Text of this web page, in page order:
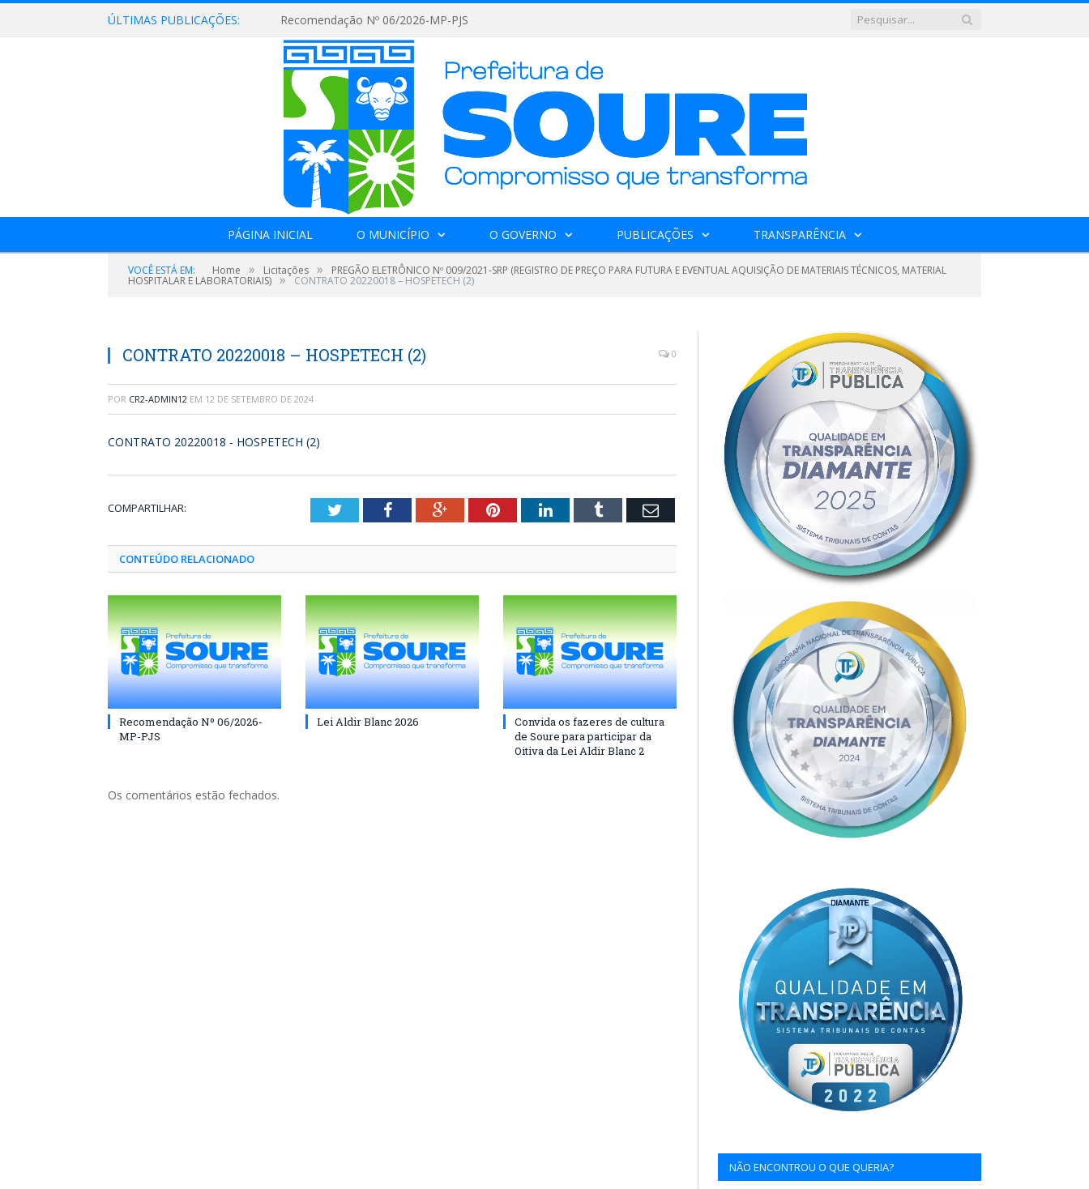
ÚLTIMAS PUBLICAÇÕES: Recomendação Nº 06/2026-MP-PJS
PÁGINA INICIAL O MUNICÍPIO O GOVERNO PUBLICAÇÕES TRANSPARÊNCIA
VOCÊ ESTÁ EM: Home » Licitações » PREGÃO ELETRÔNICO Nº 009/2021-SRP (REGISTRO DE PREÇO PARA FUTURA E EVENTUAL AQUISIÇÃO DE MATERIAIS TÉCNICOS, MATERIAL
HOSPITALAR E LABORATORIAIS) » CONTRATO 20220018 – HOSPETECH (2)
CONTRATO 20220018 – HOSPETECH (2) 0
POR CR2-ADMIN12 EM 12 DE SETEMBRO DE 2024
CONTRATO 20220018 - HOSPETECH (2)
COMPARTILHAR: TwitterFacebookGoogle+PinterestLinkedInTumblr Email
CONTEÚDO RELACIONADO
Recomendação Nº 06/2026-
MP-PJS
Lei Aldir Blanc 2026
Convida os fazeres de cultura
de Soure para participar da
Oitiva da Lei Aldir Blanc 2
Os comentários estão fechados.
NÃO ENCONTROU O QUE QUERIA?